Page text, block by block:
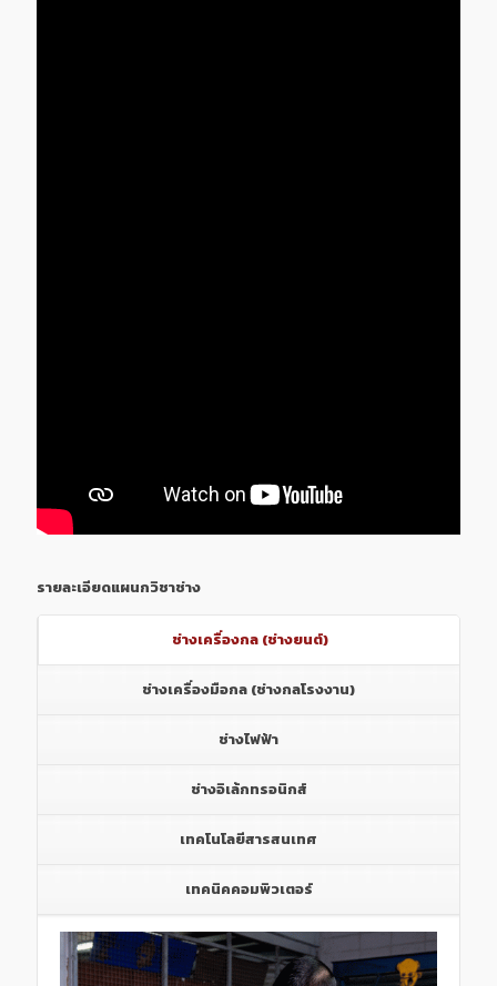
รายละเอียดแผนกวิชาช่าง
ช่างเครื่องกล (ช่างยนต์)
ช่างเครื่องมือกล (ช่างกลโรงงาน)
ช่างไฟฟ้า
ช่างอิเล้กทรอนิกส์
เทคโนโลยีสารสนเทศ
เทคนิคคอมพิวเตอร์